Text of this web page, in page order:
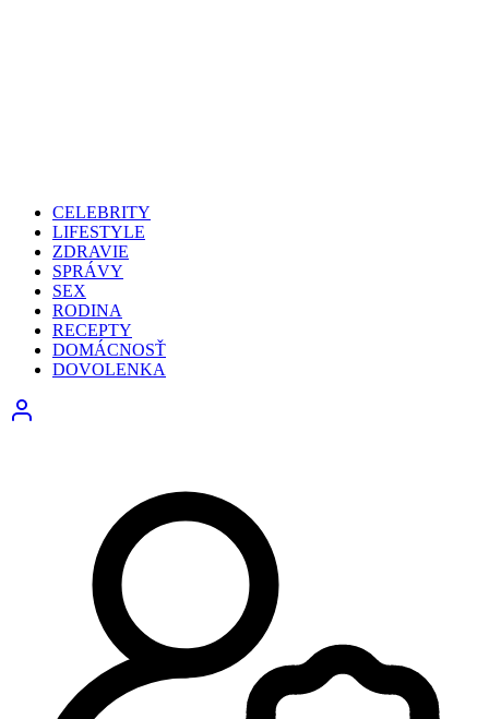
CELEBRITY
LIFESTYLE
ZDRAVIE
SPRÁVY
SEX
RODINA
RECEPTY
DOMÁCNOSŤ
DOVOLENKA